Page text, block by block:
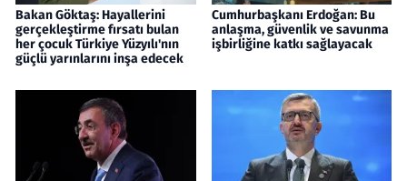
Bakan Göktaş: Hayallerini
gerçekleştirme fırsatı bulan
her çocuk Türkiye Yüzyılı'nın
güçlü yarınlarını inşa edecek
Cumhurbaşkanı Erdoğan: Bu
anlaşma, güvenlik ve savunma
işbirliğine katkı sağlayacak